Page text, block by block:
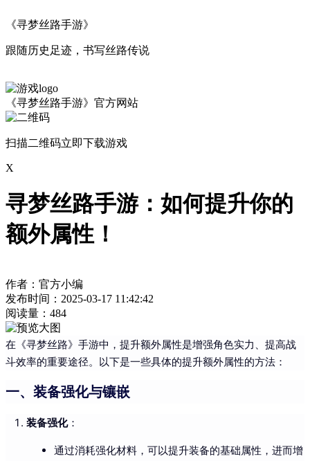
《寻梦丝路手游》
跟随历史足迹，书写丝路传说
《寻梦丝路手游》官方网站
扫描二维码立即下载游戏
X
寻梦丝路手游：如何提升你的
额外属性！
作者：官方小编
发布时间：2025-03-17 11:42:42
阅读量： 484
在《寻梦丝路》手游中，提升额外属性是增强角色实力、提高战
斗效率的重要途径。以下是一些具体的提升额外属性的方法：
一、装备强化与镶嵌
装备强化：
通过消耗强化材料，可以提升装备的基础属性，进而增